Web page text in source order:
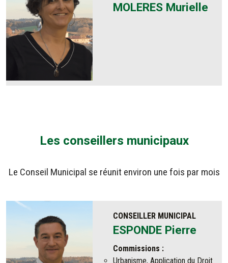
MOLERES Murielle
Les conseillers municipaux
Le Conseil Municipal se réunit environ une fois par mois
CONSEILLER MUNICIPAL
ESPONDE Pierre
Commissions :
Urbanisme, Application du Droit